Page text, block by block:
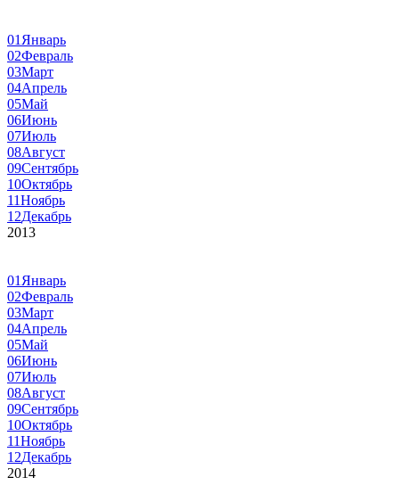
01 Январь
02Февраль
03Март
04Апрель
05Май
06Июнь
07Июль
08Август
09Сентябрь
10Октябрь
11Ноябрь
12Декабрь
2013
01 Январь
02Февраль
03Март
04Апрель
05Май
06Июнь
07Июль
08Август
09Сентябрь
10Октябрь
11Ноябрь
12Декабрь
2014